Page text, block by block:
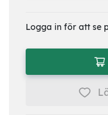
Logga in för att se